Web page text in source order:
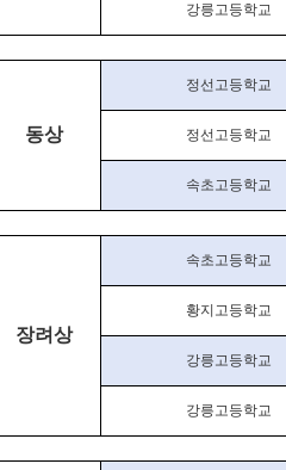
강릉고등학교
동상
정선고등학교
정선고등학교
속초고등학교
장려상
속초고등학교
황지고등학교
강릉고등학교
강릉고등학교